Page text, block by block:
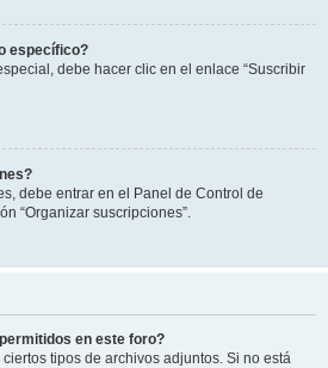
específico?
debe hacer clic en el enlace “Suscribir
debe entrar en el Panel de Control de
“Organizar suscripciones”.
en este foro?
tipos de archivos adjuntos. Si no está